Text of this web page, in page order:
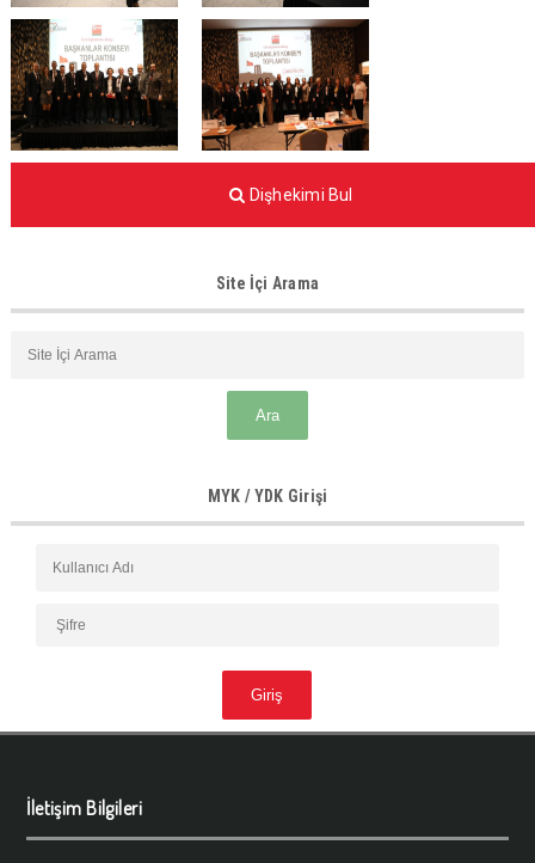
Dişhekimi Bul
Site İçi Arama
MYK / YDK Girişi
İletişim Bilgileri